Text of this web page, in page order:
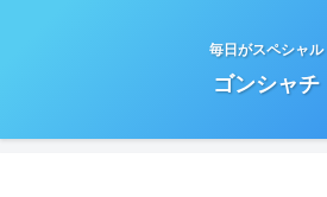
毎日がスペシャル
ゴンシャチ